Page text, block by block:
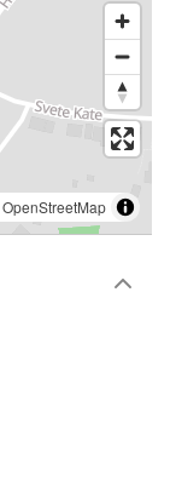
OpenStreetMap